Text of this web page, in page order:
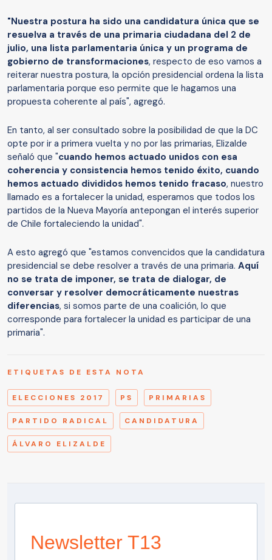
"Nuestra postura ha sido una candidatura única que se
resuelva a través de una primaria ciudadana del 2 de
julio, una lista parlamentaria única y un programa de
gobierno de transformaciones, respecto de eso vamos a
reiterar nuestra postura, la opción presidencial ordena la lista
parlamentaria porque eso permite que le hagamos una
propuesta coherente al país", agregó.
En tanto, al ser consultado sobre la posibilidad de que la DC
opte por ir a primera vuelta y no por las primarias, Elizalde
señaló que "cuando hemos actuado unidos con esa
coherencia y consistencia hemos tenido éxito, cuando
hemos actuado divididos hemos tenido fracaso, nuestro
llamado es a fortalecer la unidad, esperamos que todos los
partidos de la Nueva Mayoría antepongan el interés superior
de Chile fortaleciendo la unidad".
A esto agregó que "estamos convencidos que la candidatura
presidencial se debe resolver a través de una primaria. Aquí
no se trata de imponer, se trata de dialogar, de
conversar y resolver democráticamente nuestras
diferencias, si somos parte de una coalición, lo que
corresponde para fortalecer la unidad es participar de una
primaria".
ETIQUETAS DE ESTA NOTA
ELECCIONES 2017 PS PRIMARIAS
PARTIDO RADICAL CANDIDATURA
ÁLVARO ELIZALDE
Newsletter T13